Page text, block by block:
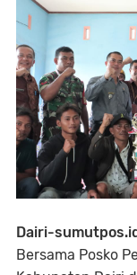
Dairi-
Bersama Posko